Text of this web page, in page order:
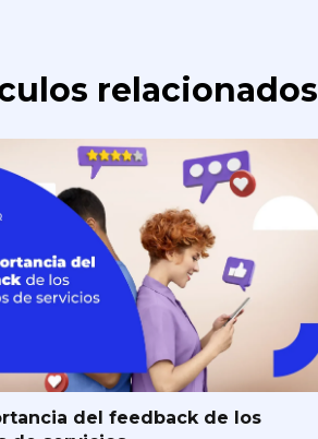
relacionados
del feedback de los